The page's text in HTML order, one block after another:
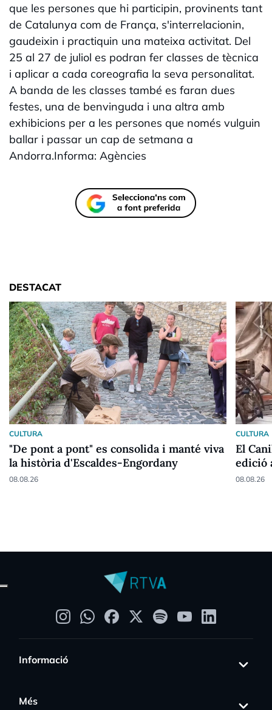
que les persones que hi participin, provinents tant
de Catalunya com de França, s'interrelacionin,
gaudeixin i practiquin una mateixa activitat. Del
25 al 27 de juliol es podran fer classes de tècnica
i aplicar a cada coreografia la seva personalitat.
A banda de les classes també es faran dues
festes, una de benvinguda i una altra amb
exhibicions per a les persones que només vulguin
ballar i passar un cap de setmana a
Andorra.Informa: Agències
DESTACAT
CULTURA
"De pont a pont" es consolida i manté viva
la història d'Escaldes-Engordany
08.08.26
CULTURA
El
edició
08.08.26
Informació
Més